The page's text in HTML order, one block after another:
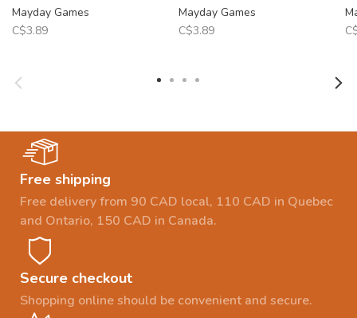
Mayday Games
C$3.89
Mayday Games
C$3.89
Free shipping
Free delivery from 90 CAD local, 110 CAD in Quebec
and Ontario, 150 CAD in Canada.
Secure checkout
Shopping online should be convenient and secure.